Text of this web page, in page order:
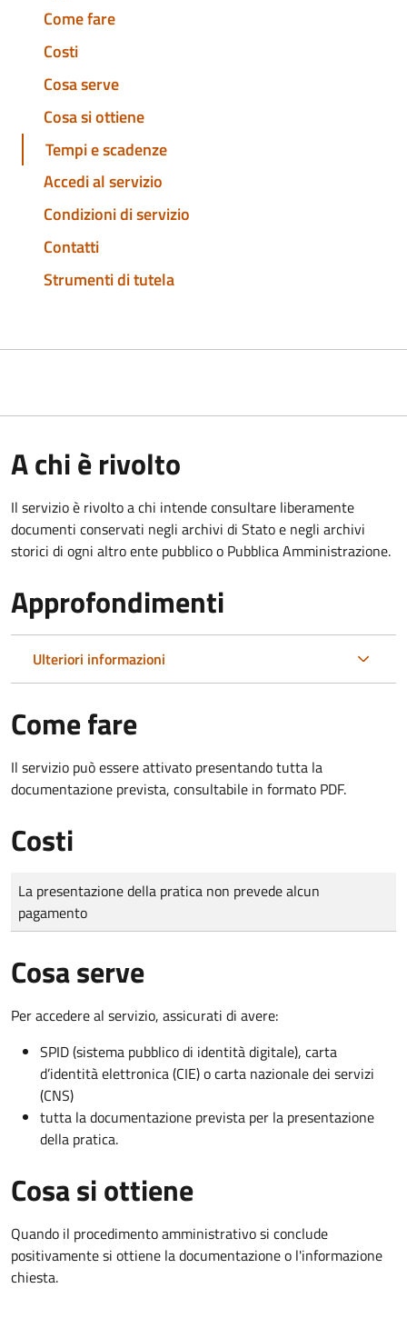
Come fare
Costi
Cosa serve
Cosa si ottiene
Tempi e scadenze
Accedi al servizio
Condizioni di servizio
Contatti
Strumenti di tutela
A chi è rivolto
Il servizio è rivolto a chi intende consultare liberamente
documenti conservati negli archivi di Stato e negli archivi
storici di ogni altro ente pubblico o Pubblica Amministrazione.
Approfondimenti
Ulteriori informazioni
Come fare
Il servizio può essere attivato presentando tutta la
documentazione prevista, consultabile in formato PDF.
Costi
Tipo di pagamento
Importo
La presentazione della pratica non prevede alcun
pagamento
Cosa serve
Per accedere al servizio, assicurati di avere:
SPID (sistema pubblico di identità digitale), carta
d’identità elettronica (CIE) o carta nazionale dei servizi
(CNS)
tutta la documentazione prevista per la presentazione
della pratica.
Cosa si ottiene
Quando il procedimento amministrativo si conclude
positivamente si ottiene la documentazione o l'informazione
chiesta.